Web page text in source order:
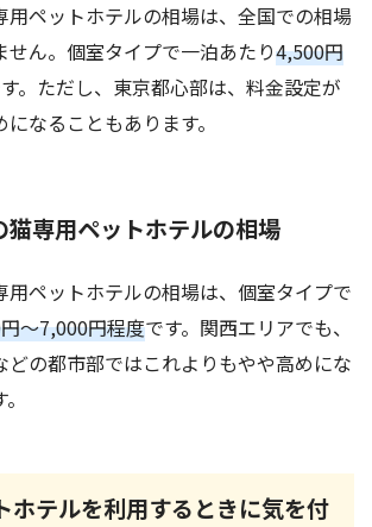
用ペットホテルの相場は、全国での相場
せん。個室タイプで一泊あたり4,500円
。ただし、東京都心部は、料金設定が
なることもあります。
猫専用ペットホテルの相場
用ペットホテルの相場は、個室タイプで
～7,000円程度です。関西エリアでも、
どの都市部ではこれよりもやや高めにな
ホテルを利用するときに気を付